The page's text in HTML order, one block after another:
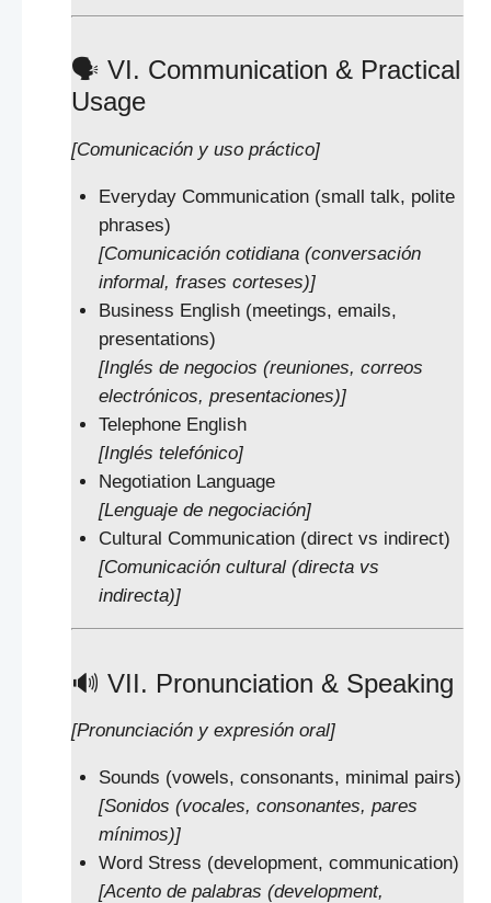
🗣️ VI. Communication & Practical
Usage
[Comunicación y uso práctico]
Everyday Communication (small talk, polite
phrases)
[Comunicación cotidiana (conversación
informal, frases corteses)]
Business English (meetings, emails,
presentations)
[Inglés de negocios (reuniones, correos
electrónicos, presentaciones)]
Telephone English
[Inglés telefónico]
Negotiation Language
[Lenguaje de negociación]
Cultural Communication (direct vs indirect)
[Comunicación cultural (directa vs
indirecta)]
🔊 VII. Pronunciation & Speaking
[Pronunciación y expresión oral]
Sounds (vowels, consonants, minimal pairs)
[Sonidos (vocales, consonantes, pares
mínimos)]
Word Stress (development, communication)
[Acento de palabras (development,